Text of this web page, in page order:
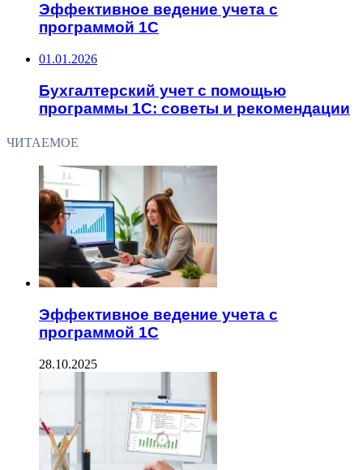
Эффективное ведение учета с
программой 1С
01.01.2026
Бухгалтерский учет с помощью
программы 1С: советы и рекомендации
ЧИТАЕМОЕ
Эффективное ведение учета с
программой 1С
28.10.2025